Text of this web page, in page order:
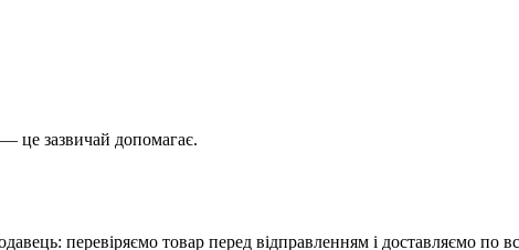
це зазвичай допомагає.
перевіряємо товар перед відправленням і доставляємо по